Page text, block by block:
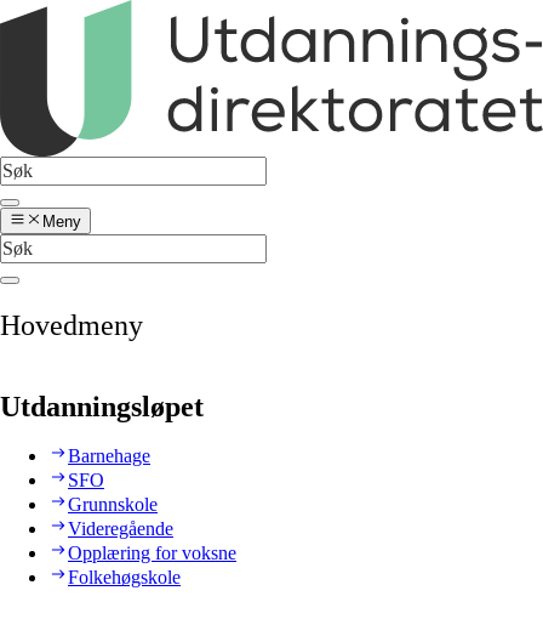
Meny
Hovedmeny
Utdanningsløpet
Barnehage
SFO
Grunnskole
Videregående
Opplæring for voksne
Folkehøgskole